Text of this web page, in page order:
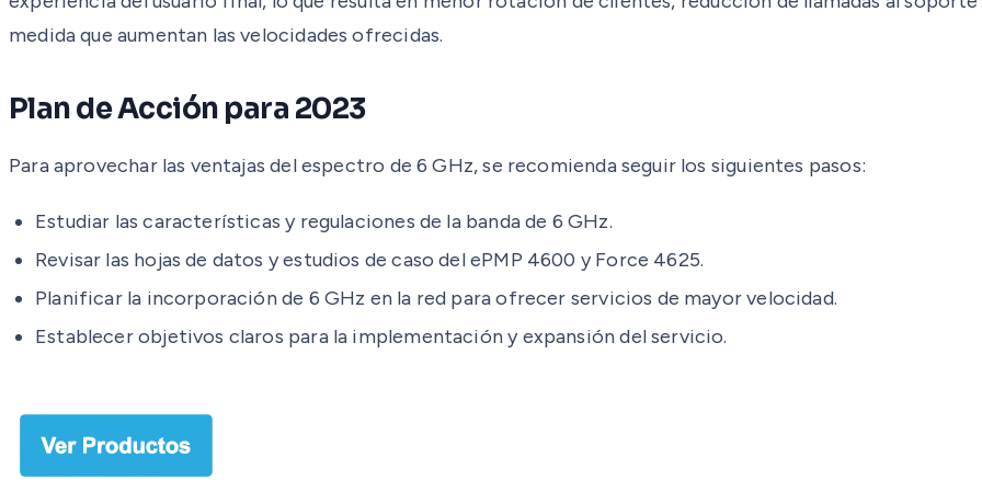
medida que aumentan las velocidades ofrecidas.
Plan de Acción para 2023
Para aprovechar las ventajas del espectro de 6 GHz, se recomienda seguir los siguientes pasos:
Estudiar las características y regulaciones de la banda de 6 GHz.
Revisar las hojas de datos y estudios de caso del ePMP 4600 y Force 4625.
Planificar la incorporación de 6 GHz en la red para ofrecer servicios de mayor velocidad.
Establecer objetivos claros para la implementación y expansión del servicio.